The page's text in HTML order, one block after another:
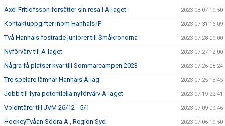
Axel Fritiofsson forsätter sin resa i A-laget 2023-08-07 19:50
Kontaktuppgifter inom Hanhals IF 2023-07-31 16:09
Två Hanhals fostrade juniorer till Småkronorna 2023-07-28 09:00
Nyförvärv till A-laget 2023-07-27 12:00
Några få platser kvar till Sommarcampen 2023 2023-07-26 08:24
Tre spelare lämnar Hanhals A-lag 2023-07-25 13:45
Jobb till fyra potentiella nyförvärv A-laget 2023-07-19 22:41
Volontärer till JVM 26/12 - 5/1 2023-07-09 09:46
HockeyTvåan Södra A , Region Syd 2023-07-06 19:50